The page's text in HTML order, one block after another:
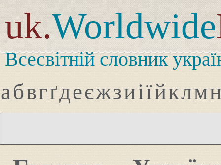
uk.Worldwide
Всесвітній словник
абвгґдеєжзиіїйклмн